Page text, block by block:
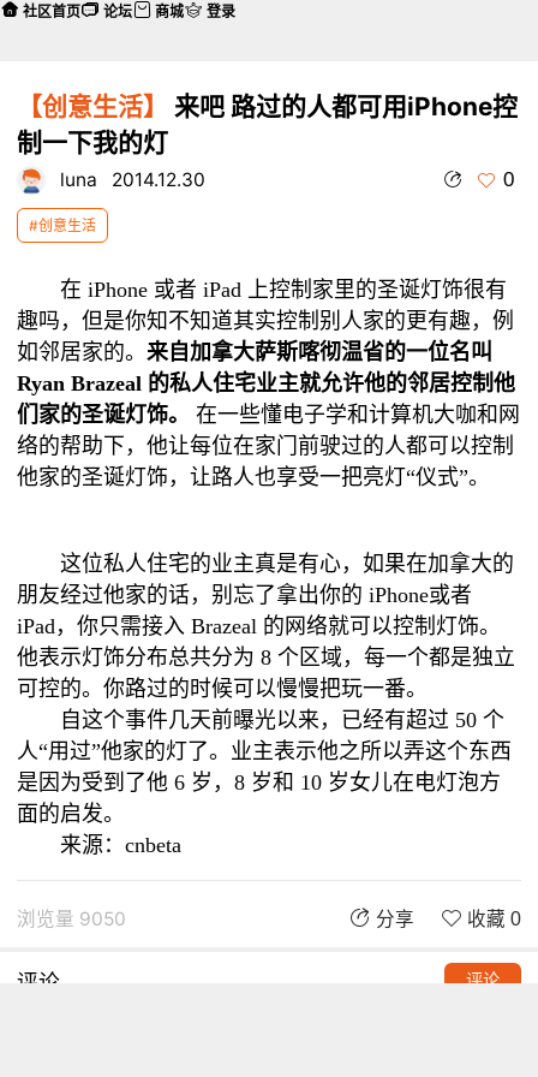
【创意生活】
来吧 路过的人都可用iPhone控
制一下我的灯
luna 2014.12.30 0
#创意生活
在 iPhone 或者 iPad 上控制家里的圣诞灯饰很有
趣吗，但是你知不知道其实控制别人家的更有趣，例
如邻居家的。来自加拿大萨斯喀彻温省的一位名叫
Ryan Brazeal 的私人住宅业主就允许他的邻居控制他
们家的圣诞灯饰。
在一些懂电子学和计算机大咖和网
络的帮助下，他让每位在家门前驶过的人都可以控制
他家的圣诞灯饰，让路人也享受一把亮灯“仪式”。
这位私人住宅的业主真是有心，如果在加拿大的
朋友经过他家的话，别忘了拿出你的 iPhone或者
iPad，你只需接入 Brazeal 的网络就可以控制灯饰。
他表示灯饰分布总共分为 8 个区域，每一个都是独立
可控的。你路过的时候可以慢慢把玩一番。
自这个事件几天前曝光以来，已经有超过 50 个
人“用过”他家的灯了。业主表示他之所以弄这个东西
是因为受到了他 6 岁，8 岁和 10 岁女儿在电灯泡方
面的启发。
来源：cnbeta
浏览量 9050 分享 收藏 0
评论 评论
社区首页 论坛 商城 登录